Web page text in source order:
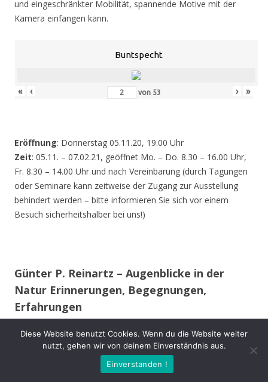
und eingeschränkter Mobilität, spannende Motive mit der
Kamera einfangen kann.
Buntspecht
« ‹ von 53 › »
Eröffnung: Donnerstag 05.11.20, 19.00 Uhr
Zeit: 05.11. – 07.02.21, geöffnet Mo. – Do. 8.30 – 16.00 Uhr,
Fr. 8.30 – 14.00 Uhr und nach Vereinbarung (durch Tagungen
oder Seminare kann zeitweise der Zugang zur Ausstellung
behindert werden – bitte informieren Sie sich vor einem
Besuch sicherheitshalber bei uns!)
Günter P. Reinartz – Augenblicke in der
Natur Erinnerungen, Begegnungen,
Erfahrungen
Im 15. Lebensjahr erwarb ich meine erste Spiegelreflex-
Kamera. Auch während des Studiums und im späteren
Berufsleben begleitete mich meist eine Kamera.
Diese Website benutzt Cookies. Wenn du die Website weiter
nutzt, gehen wir von deinem Einverständnis aus.
Einverstanden !